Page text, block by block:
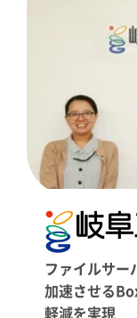
ファイルサー
加速させる
軽減を実現